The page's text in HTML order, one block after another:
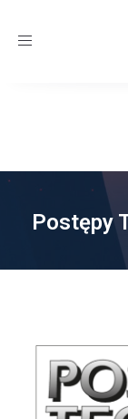
Toggle
Postępy